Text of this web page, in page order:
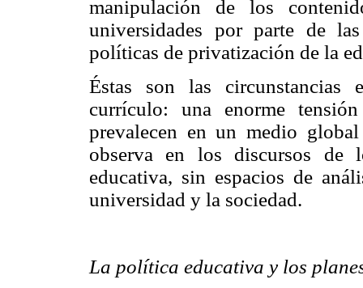
manipulación de los
universidades por parte de
políticas de privatización de la
Éstas son las circunstancias
currículo: una enorme
prevalecen en un medio
observa en los discursos de
educativa, sin espacios de
universidad y la sociedad.
La política educativa y los